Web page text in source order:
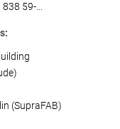
59-...
(SupraFAB)